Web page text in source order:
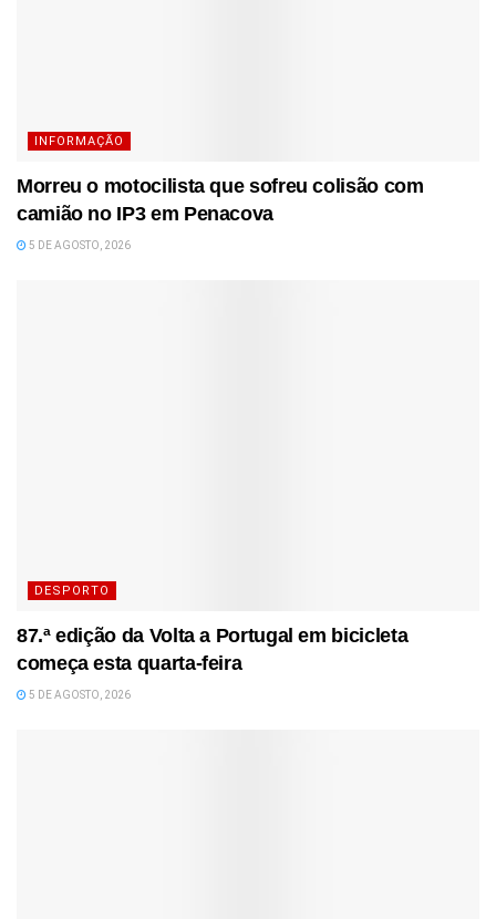
INFORMAÇÃO
Morreu o motocilista que sofreu colisão com
camião no IP3 em Penacova
5 DE AGOSTO, 2026
DESPORTO
87.ª edição da Volta a Portugal em bicicleta
começa esta quarta-feira
5 DE AGOSTO, 2026